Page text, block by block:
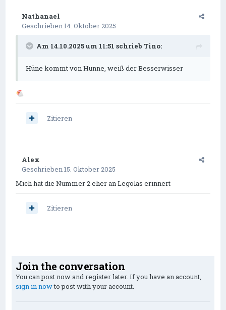
Nathanael
Geschrieben14. Oktober 2025
Am 14.10.2025 um 11:51 schrieb Tino:
Hüne kommt von Hunne, weiß der Besserwisser
🐔
Zitieren
Alex
Geschrieben15. Oktober 2025
Mich hat die Nummer 2 eher an Legolas erinnert
Zitieren
Join the conversation
You can post now and register later. If you have an account,
sign in nowto post with your account.